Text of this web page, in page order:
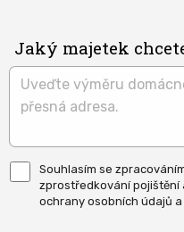
Jaký majetek
Pro
odeslání
musite
odsouhlasit
Souhlasím se
zprostředkování pojištění
ochrany osobních údajů a